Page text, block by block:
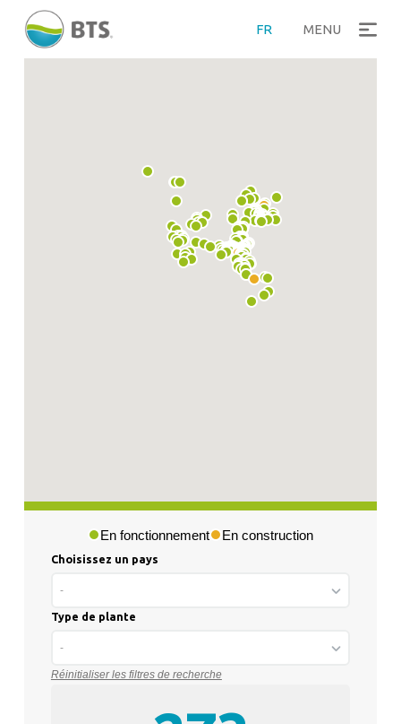
FR MENU
En fonctionnement En construction
Choisissez un pays
-
Type de plante
-
Réinitialiser les filtres de recherche